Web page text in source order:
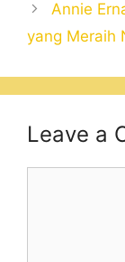
Annie
yang Meraih
Leave a